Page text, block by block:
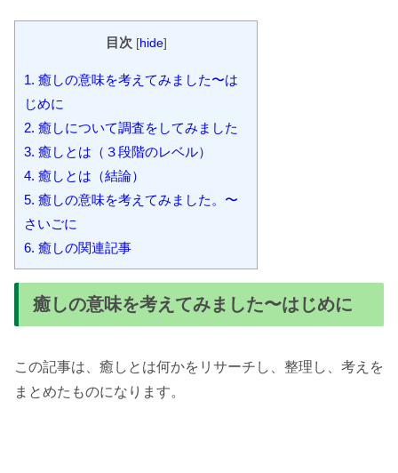
目次 [hide]
1. 癒しの意味を考えてみました〜は
じめに
2. 癒しについて調査をしてみました
3. 癒しとは（３段階のレベル）
4. 癒しとは（結論）
5. 癒しの意味を考えてみました。〜
さいごに
6. 癒しの関連記事
癒しの意味を考えてみました〜はじめに
この記事は、癒しとは何かをリサーチし、整理し、考えを
まとめたものになります。